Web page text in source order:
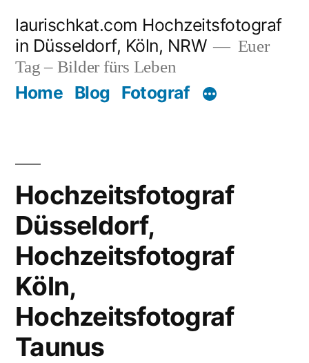
Inhalt
springen
laurischkat.com Hochzeitsfotograf
in Düsseldorf, Köln, NRW
Euer
Tag – Bilder fürs Leben
Home Blog Fotograf
Hochzeitsfotograf
Düsseldorf,
Hochzeitsfotograf
Köln,
Hochzeitsfotograf
Taunus